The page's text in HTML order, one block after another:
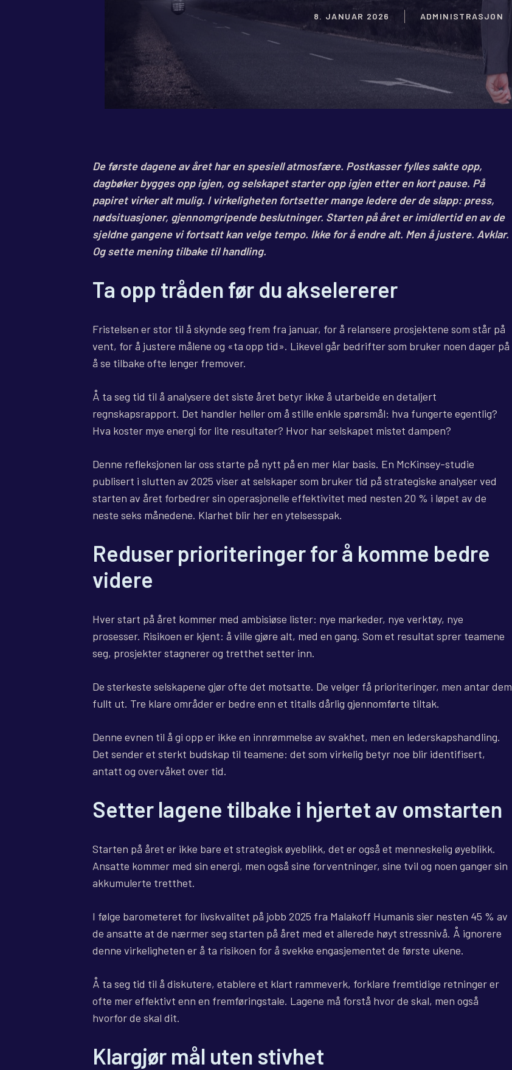
8. JANUAR 2026 ADMINISTRASJON
De første dagene av året har en spesiell atmosfære. Postkasser fylles sakte opp,
dagbøker bygges opp igjen, og selskapet starter opp igjen etter en kort pause. På
papiret virker alt mulig. I virkeligheten fortsetter mange ledere der de slapp: press,
nødsituasjoner, gjennomgripende beslutninger. Starten på året er imidlertid en av de
sjeldne gangene vi fortsatt kan velge tempo. Ikke for å endre alt. Men å justere. Avklar.
Og sette mening tilbake til handling.
Ta opp tråden før du akselererer
Fristelsen er stor til å skynde seg frem fra januar, for å relansere prosjektene som står på
vent, for å justere målene og «ta opp tid». Likevel går bedrifter som bruker noen dager på
å se tilbake ofte lenger fremover.
Å ta seg tid til å analysere det siste året betyr ikke å utarbeide en detaljert
regnskapsrapport. Det handler heller om å stille enkle spørsmål: hva fungerte egentlig?
Hva koster mye energi for lite resultater? Hvor har selskapet mistet dampen?
Denne refleksjonen lar oss starte på nytt på en mer klar basis. En McKinsey-studie
publisert i slutten av 2025 viser at selskaper som bruker tid på strategiske analyser ved
starten av året forbedrer sin operasjonelle effektivitet med nesten 20 % i løpet av de
neste seks månedene. Klarhet blir her en ytelsesspak.
Reduser prioriteringer for å komme bedre
videre
Hver start på året kommer med ambisiøse lister: nye markeder, nye verktøy, nye
prosesser. Risikoen er kjent: å ville gjøre alt, med en gang. Som et resultat sprer teamene
seg, prosjekter stagnerer og tretthet setter inn.
De sterkeste selskapene gjør ofte det motsatte. De velger få prioriteringer, men antar dem
fullt ut. Tre klare områder er bedre enn et titalls dårlig gjennomførte tiltak.
Denne evnen til å gi opp er ikke en innrømmelse av svakhet, men en lederskapshandling.
Det sender et sterkt budskap til teamene: det som virkelig betyr noe blir identifisert,
antatt og overvåket over tid.
Setter lagene tilbake i hjertet av omstarten
Starten på året er ikke bare et strategisk øyeblikk, det er også et menneskelig øyeblikk.
Ansatte kommer med sin energi, men også sine forventninger, sine tvil og noen ganger sin
akkumulerte tretthet.
I følge barometeret for livskvalitet på jobb 2025 fra Malakoff Humanis sier nesten 45 % av
de ansatte at de nærmer seg starten på året med et allerede høyt stressnivå. Å ignorere
denne virkeligheten er å ta risikoen for å svekke engasjementet de første ukene.
Å ta seg tid til å diskutere, etablere et klart rammeverk, forklare fremtidige retninger er
ofte mer effektivt enn en fremføringstale. Lagene må forstå hvor de skal, men også
hvorfor de skal dit.
Klargjør mål uten stivhet